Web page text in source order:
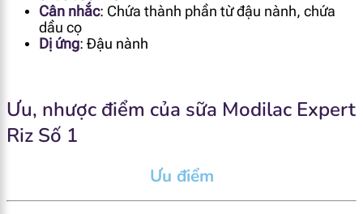
Cân nhắc: Chứa thành phần từ đậu nành, chứa
dầu cọ
Dị ứng: Đậu nành
Ưu, nhược điểm của sữa Modilac Expert
Riz Số 1
Ưu điểm